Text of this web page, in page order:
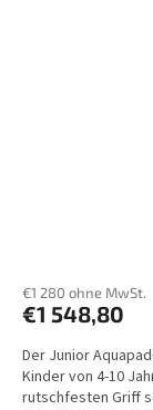
€1 280 ohne MwSt.
€1 548,80
Der Junior
Kinder von 4-10
rutschfesten Griff